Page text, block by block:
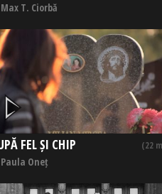
T. Ciorbă
FEL ȘI CHIP (22
Oneț